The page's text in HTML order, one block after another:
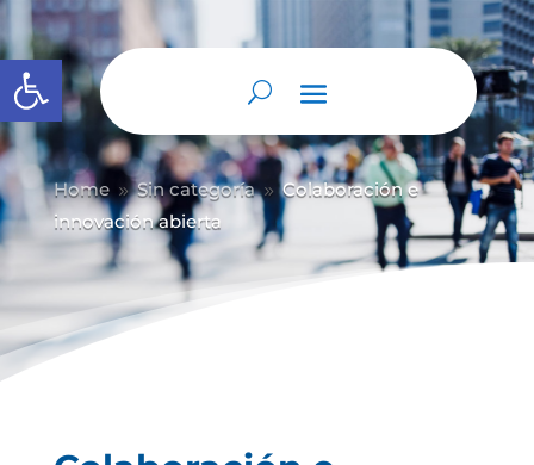
Abrir barra de herramientas
Home 9 Sin categoría 9 Colaboración e
innovación abierta